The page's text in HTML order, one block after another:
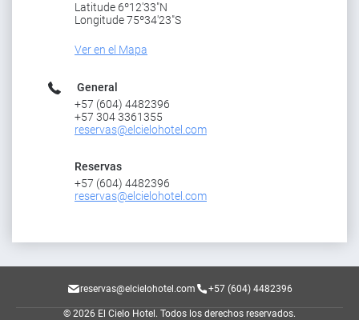
Latitude 6º12'33"N
Longitude 75º34'23"S
Ver en el Mapa
General
+57 (604) 4482396
+57 304 3361355
reservas@elcielohotel.com
Reservas
+57 (604) 4482396
reservas@elcielohotel.com
reservas@elcielohotel.com +57 (604) 4482396
© 2026 El Cielo Hotel. Todos los derechos reservados.